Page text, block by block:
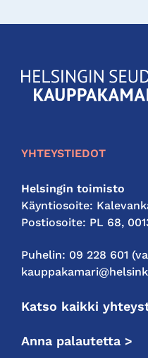
KauppakamariHelsingin
seudun
YHTEYSTIEDOT
Helsingin toimisto
Käyntiosoite:
Postiosoite: PL 68,
Puhelin: 09 228 601
Katso kaikki
Anna palautetta >